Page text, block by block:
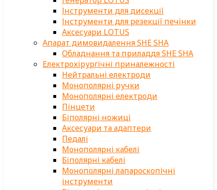
Інструменти для дисекції
Інструменти для резекції печінки
Аксесуари LOTUS
Апарат димовидалення SHE SHA
Обладнання та приладдя SHE SHA
Електрохірургічні приналежності
Нейтральні електроди
Монополярні ручки
Монополярні електроди
Пінцети
Біполярні ножиці
Аксесуари та адаптери
Педалі
Монополярні кабелі
Біполярні кабелі
Монополярні лапароскопічні
інструменти